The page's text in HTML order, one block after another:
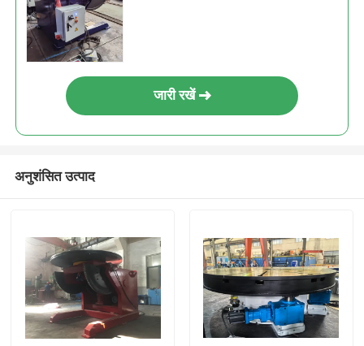
जारी रखें
अनुशंसित उत्पाद